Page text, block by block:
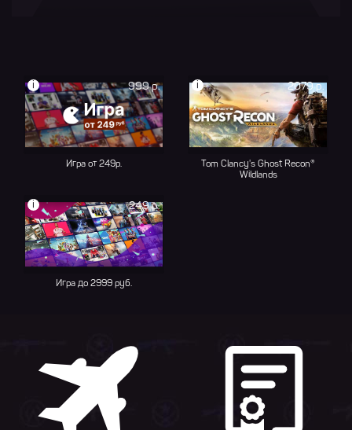
999 р.
i
Игра от 249р.
2079 р.
i
Tom Clancy's Ghost Recon®
Wildlands
249 р.
i
Игра до 2999 руб.